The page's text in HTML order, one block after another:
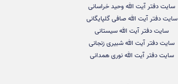
سایت دفتر آیت الله وحید خراسانی
سایت دفتر آیت الله صافی گلپایگانی
سایت دفتر آیت الله سیستانی
سایت دفتر آیت الله شبیری زنجانی
سایت دفتر آیت الله نوری همدانی